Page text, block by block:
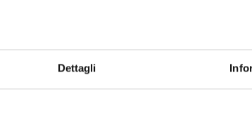
Dettagli